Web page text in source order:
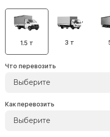
1.5 т 3 т
Что перевозить
Выберите
Как перевозить
Выберите